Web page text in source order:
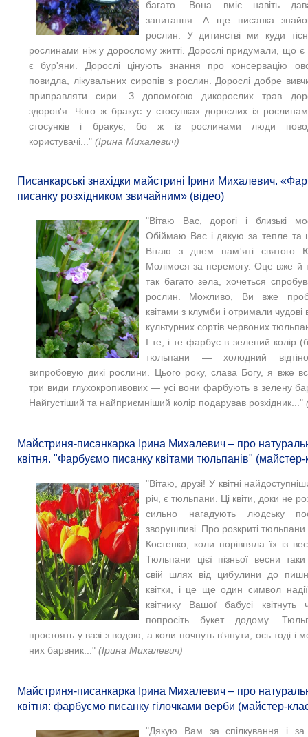
багато. Вона вміє навіть
запитання. А ще писанка
рослин. У дитинстві ми куди
рослинами ніж у дорослому житті. Дорослі придумали, що є
є бур'яни. Дорослі цінують знання про консервацію
повидла, лікувальних сиропів з рослин. Дорослі добре
приправляти сири. З допомогою дикорослих трав
здоров'я. Чого ж бракує у стосунках дорослих із
стосунків і бракує, бо ж із рослинами люди
користувачі..." (Ірина Михалевич)
Писанкарські знахідки майстрині Ірини Михалевич.
писанку розхідником звичайним» (відео)
"Вітаю Вас, дорогі і близькі
Обіймаю Вас і дякую за тепле та
Вітаю з днем пам'яті святого
Молімося за перемогу. Оце вже й
так багато зела, хочеться
рослин. Можливо, Ви вже
квітами з клумби і отримали чудові
культурних сортів червоних
І те, і те фарбує в зелений колір
тюльпани — холодний
випробовую дикі рослини. Цього року, слава Богу, я вже
три види глухокропивових — усі вони фарбують в зелену
Найгустіший та найприємніший колір подарував розхідник..."
Майстриня-писанкарка Ірина Михалевич – про
квітня. "Фарбуємо писанку квітами тюльпанів" (майстер-
"Вітаю, друзі! У квітні
річ, є тюльпани. Ці квіти, доки не
сильно нагадують людську
зворушливі. Про розкриті тюльпани
Костенко, коли порівняла їх із
Тюльпани цієї пізньої весни
свій шлях від цибулини до
квітки, і це ще один символ
квітнику Вашої бабусі квітнуть
попросіть букет додому.
простоять у вазі з водою, а коли почнуть в'янути, ось тоді і
них барвник..." (Ірина Михалевич)
Майстриня-писанкарка Ірина Михалевич – про
квітня: фарбуємо писанку гілочками верби (майстер-
"Дякую Вам за спілкування і за